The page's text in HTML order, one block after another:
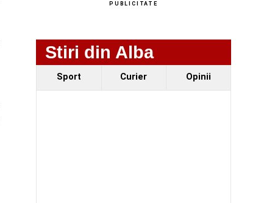
PUBLICITATE
Stiri din Alba
Sport Curier Opinii